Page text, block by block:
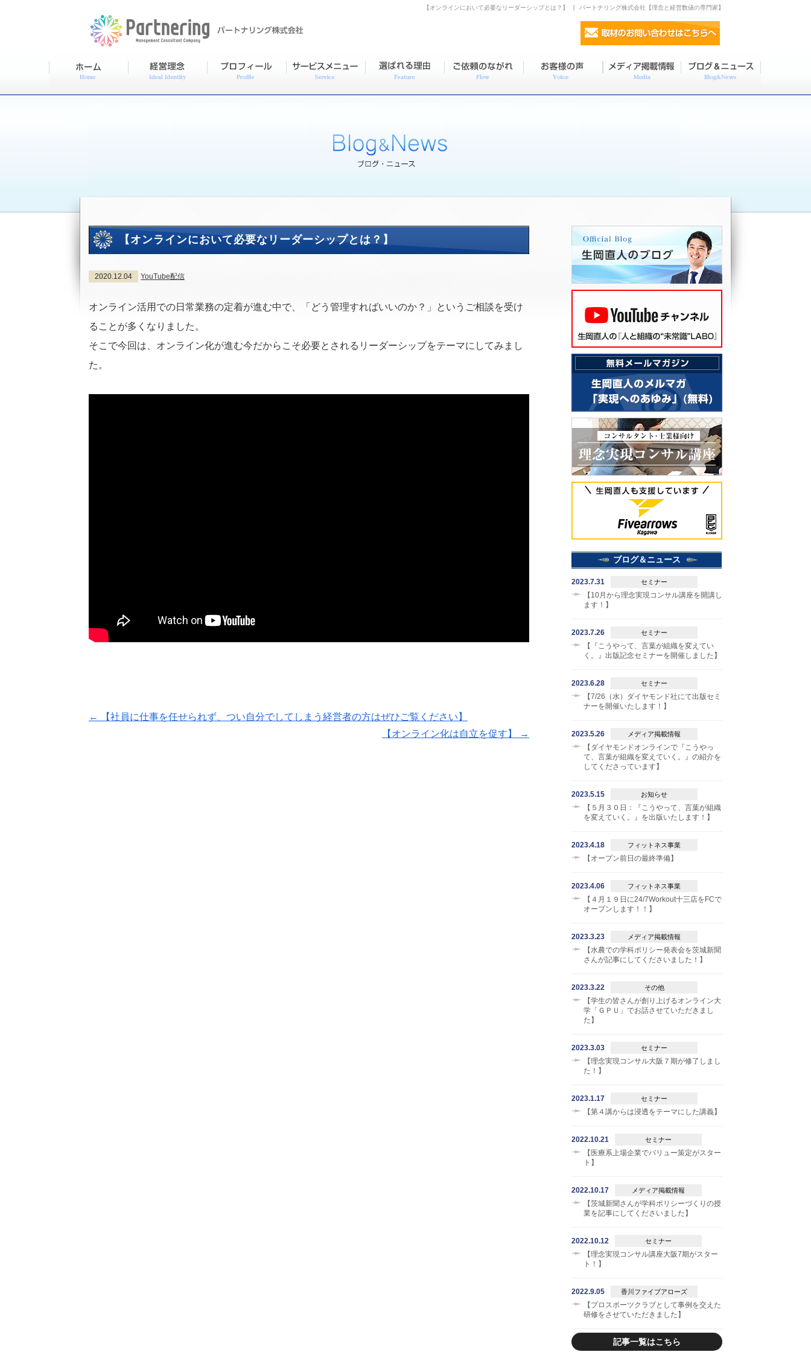
【オンラインにおいて必要なリーダーシップとは？】 | パートナリング株式会社【理念と経営数値の専門家】
【オンラインにおいて必要なリーダーシップとは？】
2020.12.04 YouTube配信
オンライン活用での日常業務の定着が進む中で、「どう管理すればいいのか？」というご相談を受け
ることが多くなりました。
そこで今回は、オンライン化が進む今だからこそ必要とされるリーダーシップをテーマにしてみまし
た。
←
【社員に仕事を任せられず、つい自分でしてしまう経営者の方はぜひご覧ください】
【オンライン化は自立を促す】
→
ブログ＆ニュース
2023.7.31 セミナー
【10月から理念実現コンサル講座を開講し
ます！】
2023.7.26 セミナー
【『こうやって、言葉が組織を変えてい
く。』出版記念セミナーを開催しました】
2023.6.28 セミナー
【7/26（水）ダイヤモンド社にて出版セミ
ナーを開催いたします！】
2023.5.26 メディア掲載情報
【ダイヤモンドオンラインで『こうやっ
て、言葉が組織を変えていく。』の紹介を
してくださっています】
2023.5.15 お知らせ
【５月３０日：『こうやって、言葉が組織
を変えていく。』を出版いたします！】
2023.4.18 フィットネス事業
【オープン前日の最終準備】
2023.4.06 フィットネス事業
【４月１９日に24/7Workout十三店をFCで
オープンします！！】
2023.3.23 メディア掲載情報
【水農での学科ポリシー発表会を茨城新聞
さんが記事にしてくださいました！】
2023.3.22 その他
【学生の皆さんが創り上げるオンライン大
学「ＧＰＵ」でお話させていただきまし
た】
2023.3.03 セミナー
【理念実現コンサル大阪７期が修了しまし
た！】
2023.1.17 セミナー
【第４講からは浸透をテーマにした講義】
2022.10.21 セミナー
【医療系上場企業でバリュー策定がスター
ト】
2022.10.17 メディア掲載情報
【茨城新聞さんが学科ポリシーづくりの授
業を記事にしてくださいました】
2022.10.12 セミナー
【理念実現コンサル講座大阪7期がスター
ト！】
2022.9.05 香川ファイブアローズ
【プロスポーツクラブとして事例を交えた
研修をさせていただきました】
記事一覧はこちら